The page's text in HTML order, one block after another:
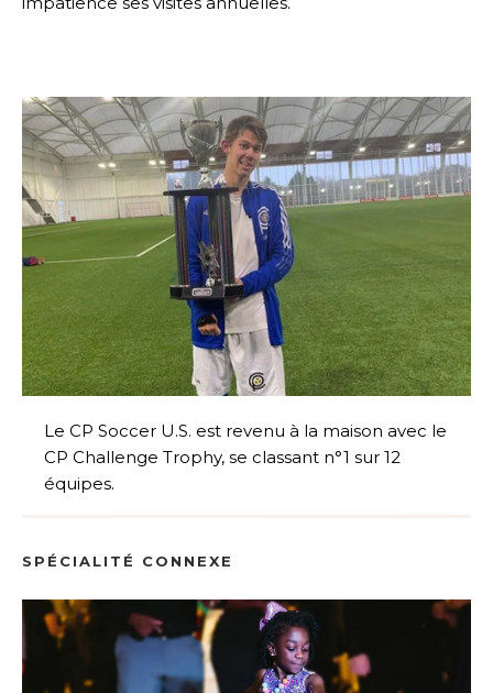
Le CP Soccer U.S. est revenu à la maison avec le
CP Challenge Trophy, se classant n°1 sur 12
équipes.
SPÉCIALITÉ CONNEXE